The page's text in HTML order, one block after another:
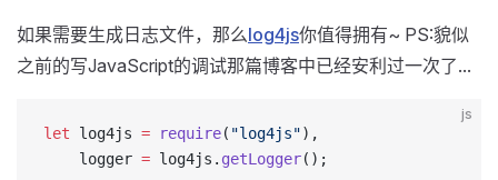
如果需要生成日志文件，那么log4js你值得拥有~ PS:貌似
之前的写JavaScript的调试那篇博客中已经安利过一次了...
js
let log4js = require( "log4js"),
    logger
= log4js. getLogger();